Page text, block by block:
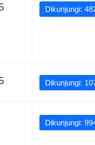
Dikunjungi:
Dikunjungi:
Dikunjungi: